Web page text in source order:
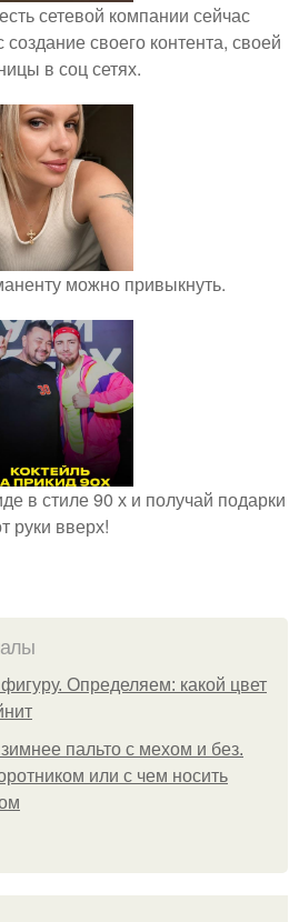
сетевой компании сейчас
своего контента, своей
в соц сетях.
можно привыкнуть.
в стиле 90 х и получай подарки
руки вверх!
Определяем: какой цвет
пальто с мехом и без.
или с чем носить